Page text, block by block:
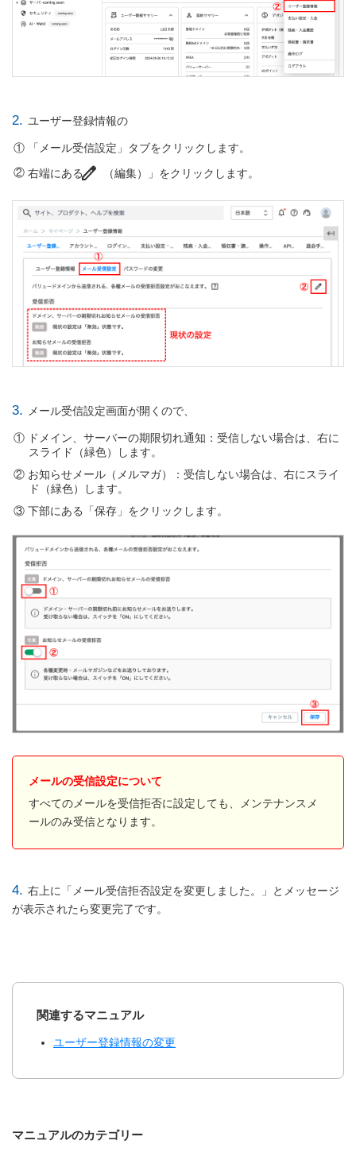
2. ユーザー登録情報の
「メール受信設定」タブをクリックします。
右端にある「
edit （編集）」をクリックします。
3. メール受信設定画面が開くので、
ドメイン、サーバーの期限切れ通知：受信しない場合は、右に
スライド（緑色）します。
お知らせメール（メルマガ）：受信しない場合は、右にスライ
ド（緑色）します。
下部にある「保存」をクリックします。
メールの受信設定について
すべてのメールを受信拒否に設定しても、メンテナンスメ
ールのみ受信となります。
4. 右上に「メール受信拒否設定を変更しました。」とメッセージ
が表示されたら変更完了です。
関連するマニュアル
ユーザー登録情報の変更
マニュアルのカテゴリー